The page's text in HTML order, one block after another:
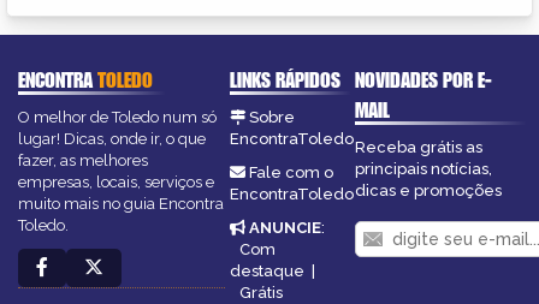
ENCONTRATOLEDO
O melhor de Toledo num só
lugar! Dicas, onde ir, o que
fazer, as melhores
empresas, locais, serviços e
muito mais no guia Encontra
Toledo.
LINKS RÁPIDOS
Sobre
EncontraToledo
Fale com o
EncontraToledo
ANUNCIE:
Com
destaque
Grátis
NOVIDADES POR E-
MAIL
Receba grátis as
principais notícias,
dicas e promoções